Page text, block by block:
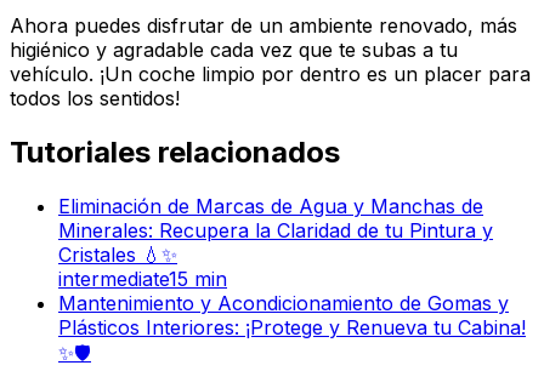
Ahora puedes disfrutar de un ambiente renovado, más
higiénico y agradable cada vez que te subas a tu
vehículo. ¡Un coche limpio por dentro es un placer para
todos los sentidos!
Tutoriales relacionados
Eliminación de Marcas de Agua y Manchas de
Minerales: Recupera la Claridad de tu Pintura y
Cristales 💧✨
intermediate15 min
Mantenimiento y Acondicionamiento de Gomas y
Plásticos Interiores: ¡Protege y Renueva tu Cabina!
✨🛡️